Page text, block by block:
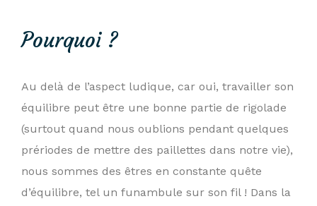
Pourquoi ?
Au delà de l’aspect ludique, car oui, travailler son
équilibre peut être une bonne partie de rigolade
(surtout quand nous oublions pendant quelques
prériodes de mettre des paillettes dans notre vie),
nous sommes des êtres en constante quête
d’équilibre, tel un funambule sur son fil ! Dans la